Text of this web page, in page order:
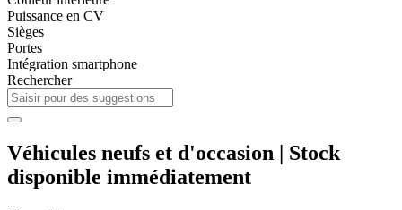
Puissance en CV
Sièges
Portes
Intégration smartphone
Rechercher
Véhicules neufs et d'occasion | Stock
disponible immédiatement